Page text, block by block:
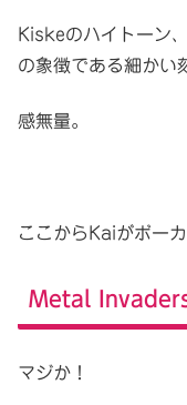
Kiskeのハイトーン
の象徴である細かい
感無量。
ここからKaiがボー
Metal
マジか！